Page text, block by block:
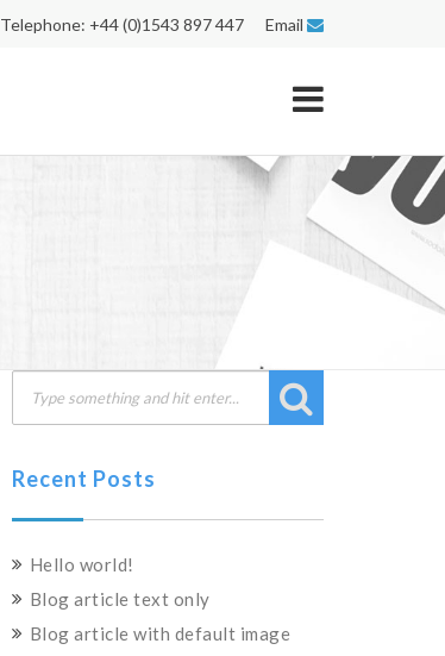
Telephone: +44 (0)1543 897 447 Email
Recent Posts
Hello world!
Blog article text only
Blog article with default image